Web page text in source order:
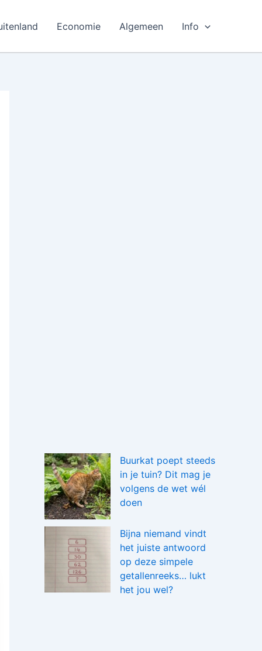
Economie Algemeen Info
Buurkat poept steeds
in je tuin? Dit mag je
volgens de wet wél
doen
Bijna niemand vindt
het juiste antwoord
op deze simpele
getallenreeks… lukt
het jou wel?